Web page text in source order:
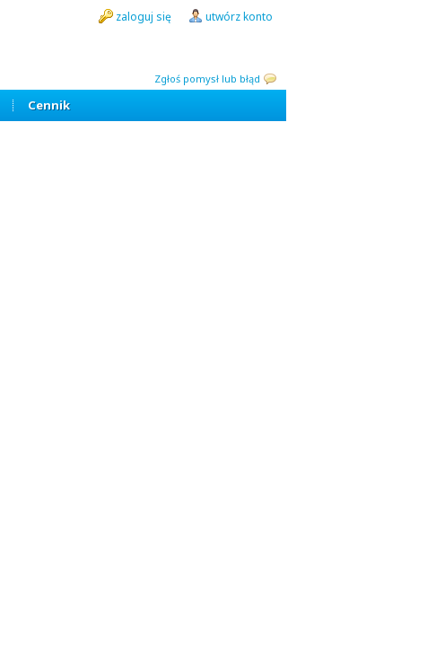
Zgłoś pomysł lub błąd
zaloguj się utwórz konto
Cennik